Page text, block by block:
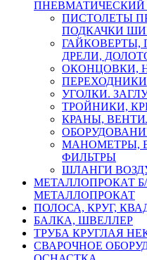
ПИСТОЛЕТЫ
ПОДКАЧКИ
ДРЕЛИ,
ОКОНЦОВКИ,
ПЕРЕХОДНИКИ
УГОЛКИ.
ТРОЙНИКИ,
КРАНЫ,
МАНОМЕТРЫ,
ФИЛЬТРЫ
ШЛАНГИ
МЕТАЛЛОПРОКАТ
МЕТАЛЛОПРОКАТ
ПОЛОСА, КРУГ,
БАЛКА, ШВЕЛЛЕР
ТРУБА КРУГЛАЯ
СВАРОЧНОЕ